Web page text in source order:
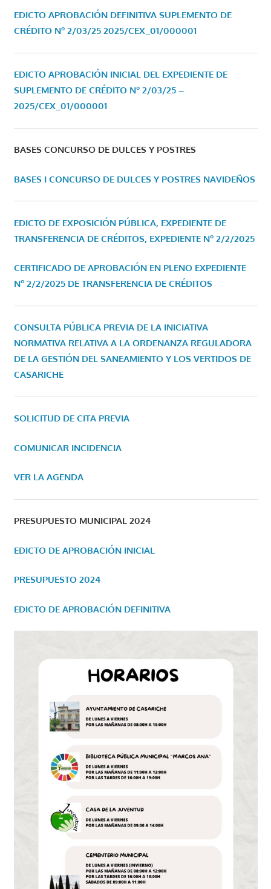
EDICTO APROBACIÓN DEFINITIVA SUPLEMENTO DE
CRÉDITO Nº 2/03/25 2025/CEX_01/000001
EDICTO APROBACIÓN INICIAL DEL EXPEDIENTE DE
SUPLEMENTO DE CRÉDITO Nº 2/03/25 –
2025/CEX_01/000001
BASES CONCURSO DE DULCES Y POSTRES
BASES I CONCURSO DE DULCES Y POSTRES NAVIDEÑOS
EDICTO DE EXPOSICIÓN PÚBLICA, EXPEDIENTE DE
TRANSFERENCIA DE CRÉDITOS, EXPEDIENTE Nº 2/2/2025
CERTIFICADO DE APROBACIÓN EN PLENO EXPEDIENTE
Nº 2/2/2025 DE TRANSFERENCIA DE CRÉDITOS
CONSULTA PÚBLICA PREVIA DE LA INICIATIVA
NORMATIVA RELATIVA A LA ORDENANZA REGULADORA
DE LA GESTIÓN DEL SANEAMIENTO Y LOS VERTIDOS DE
CASARICHE
SOLICITUD DE CITA PREVIA
COMUNICAR INCIDENCIA
VER LA AGENDA
PRESUPUESTO MUNICIPAL 2024
EDICTO DE APROBACIÓN INICIAL
PRESUPUESTO 2024
EDICTO DE APROBACIÓN DEFINITIVA